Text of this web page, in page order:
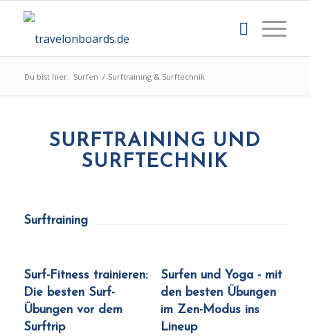
Du bist hier: Surfen / Surftraining & Surftechnik
SURFTRAINING UND
SURFTECHNIK
Surftraining
Surf-Fitness trainieren:
Die besten Surf-
Übungen vor dem
Surftrip
Surfen und Yoga - mit
den besten Übungen
im Zen-Modus ins
Lineup